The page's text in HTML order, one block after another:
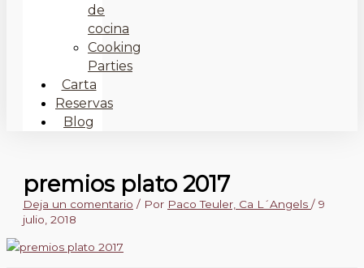
de
cocina
Cooking
Parties
Carta
Reservas
Blog
premios plato 2017
Deja un comentario / Por Paco Teuler, Ca L´Angels / 9
julio, 2018